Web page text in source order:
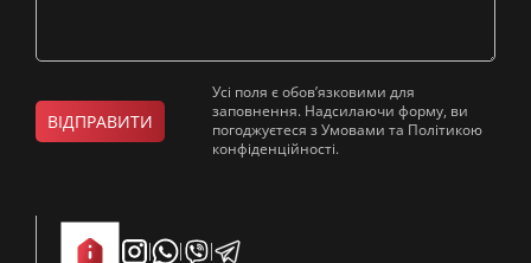
ВІДПРАВИТИ
Усі поля є обов’язковими для
заповнення. Надсилаючи форму, ви
погоджуєтеся з Умовами та Політикою
конфіденційності.